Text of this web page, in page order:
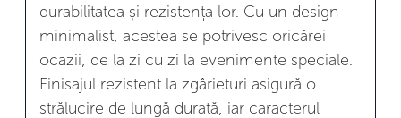
durabilitatea și rezistența lor. Cu un design
minimalist, acestea se potrivesc oricărei
ocazii, de la zi cu zi la evenimente speciale.
Finisajul rezistent la zgârieturi asigură o
strălucire de lungă durată, iar caracterul